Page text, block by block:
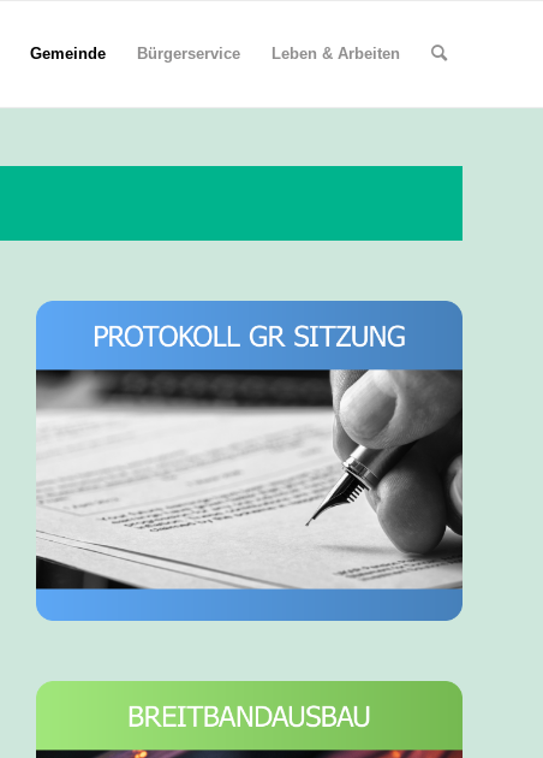
Gemeinde Bürgerservice Leben & Arbeiten